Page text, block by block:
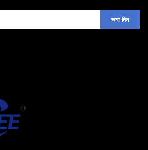
জমা দিন